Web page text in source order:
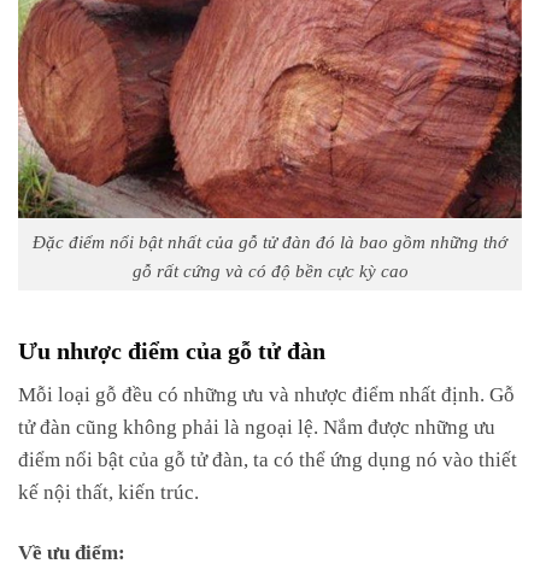
Đặc điểm nổi bật nhất của gỗ tử đàn đó là bao gồm những thớ
gỗ rất cứng và có độ bền cực kỳ cao
Ưu nhược điểm của gỗ tử đàn
Mỗi loại gỗ đều có những ưu và nhược điểm nhất định. Gỗ
tử đàn cũng không phải là ngoại lệ. Nắm được những ưu
điểm nổi bật của gỗ tử đàn, ta có thể ứng dụng nó vào thiết
kế nội thất, kiến trúc.
Về ưu điểm: